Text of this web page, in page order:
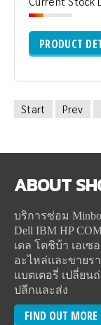
PRODUCT
Start Prev
ABOUT
บริการซ่อม
Dell IBM HP
เดล โตชิบ้า เอเ
อะไหล่และขายร
แบตเตอรี่ เปลี่ยน
ปลีกและส่ง
FIND OUT MORE